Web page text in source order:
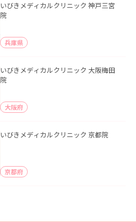
いびきメディカルクリニック 神戸三宮
院
兵庫県
いびきメディカルクリニック 大阪梅田
院
大阪府
いびきメディカルクリニック 京都院
京都府